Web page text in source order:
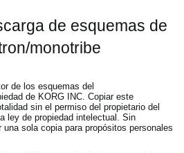
de esquemas de
monotribe
de los esquemas del
de KORG INC. Copiar este
sin el permiso del propietario del
ley de propiedad intelectual. Sin
sola copia para propósitos personales